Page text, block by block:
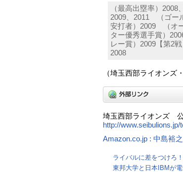
（最高出塁率）
2009、2011 （ゴー
安打者）2009 （オ
ター優秀選手賞）
レー賞）2009【第2
2008
（埼玉西部ライオンズ
埼玉西部ライオンズ
http://www.seibulions.jp/
Amazon.co.jp : 中島裕
ライバルに差をつけろ
東邦大学と日本IBMが